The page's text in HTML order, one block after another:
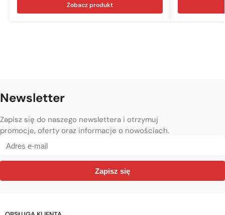
Zobacz produkt
Newsletter
Zapisz się do naszego newslettera i otrzymuj
promocje, oferty oraz informacje o nowościach.
Zapisz się